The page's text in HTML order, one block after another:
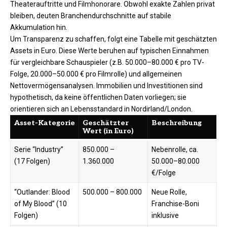
Theaterauftritte und Filmhonorare. Obwohl exakte Zahlen privat
bleiben, deuten Branchendurchschnitte auf stabile
Akkumulation hin.​
Um Transparenz zu schaffen, folgt eine Tabelle mit geschätzten
Assets in Euro. Diese Werte beruhen auf typischen Einnahmen
für vergleichbare Schauspieler (z.B. 50.000–80.000 € pro TV-
Folge, 20.000–50.000 € pro Filmrolle) und allgemeinen
Nettovermögensanalysen. Immobilien und Investitionen sind
hypothetisch, da keine öffentlichen Daten vorliegen; sie
orientieren sich an Lebensstandard in Nordirland/London.​​
Asset-Kategorie
Geschätzter
Wert (in Euro)
Beschreibung
Serie “Industry”
(17 Folgen)
850.000 –
1.360.000
Nebenrolle, ca.
50.000–80.000
€/Folge ​
“Outlander: Blood
of My Blood” (10
Folgen)
500.000 – 800.000
Neue Rolle,
Franchise-Boni
inklusive ​